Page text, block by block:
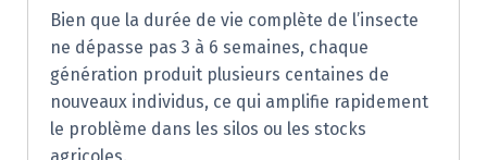
Bien que la durée de vie complète de l’insecte
ne dépasse pas 3 à 6 semaines, chaque
génération produit plusieurs centaines de
nouveaux individus, ce qui amplifie rapidement
le problème dans les silos ou les stocks
agricoles.